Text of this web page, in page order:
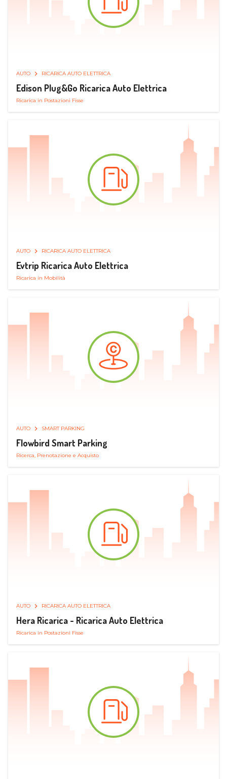
AUTO RICARICA AUTO ELETTRICA
Edison Plug&Go Ricarica Auto Elettrica
Ricarica in Postazioni Fisse
AUTO RICARICA AUTO ELETTRICA
Evtrip Ricarica Auto Elettrica
Ricarica in Mobilità
AUTO SMART PARKING
Flowbird Smart Parking
Ricerca, Prenotazione e Acquisto
AUTO RICARICA AUTO ELETTRICA
Hera Ricarica - Ricarica Auto Elettrica
Ricarica in Postazioni Fisse